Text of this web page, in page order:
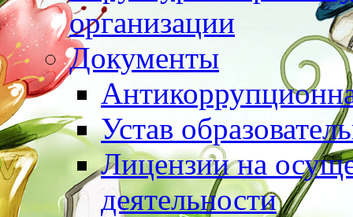
организации
Документы
Устав
Лицензии на
деятельности